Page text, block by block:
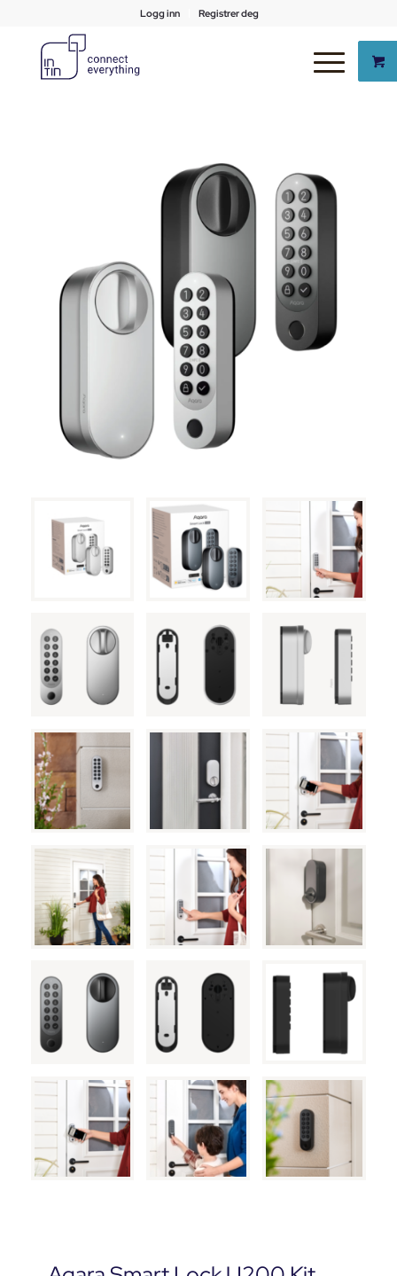
Logg inn Registrer deg